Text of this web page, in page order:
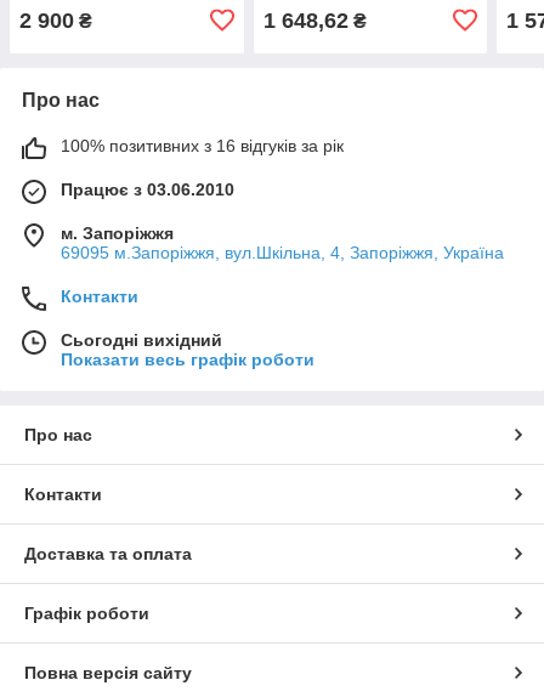
2 900 ₴ 1 648,62₴ 1
Про нас
100% позитивних з 16 відгуків за рік
Працює з 03.06.2010
м. Запоріжжя
69095 м.Запоріжжя, вул.Шкільна, 4, Запоріжжя, Україна
Контакти
Сьогодні вихідний
Показати весь графік роботи
Про нас
Контакти
Доставка та оплата
Графік роботи
Повна версія сайту